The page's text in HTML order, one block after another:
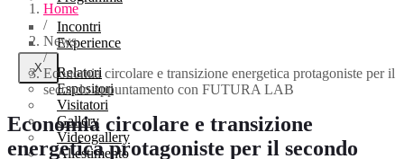
X
Incontri
Experience
Relatori
Espositori
Visitatori
Gallery
Videogallery
Allestimento
Home
/
News
/
Economia circolare e transizione energetica protagoniste per il
secondo appuntamento con FUTURA LAB
Economia circolare e transizione
energetica protagoniste per il secondo